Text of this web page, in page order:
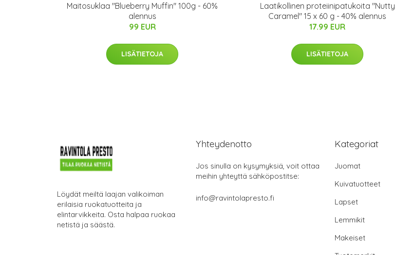
Maitosuklaa "Blueberry Muffin" 100g - 60%
alennus
99 EUR
LISÄTIETOJA
Laatikollinen proteiinipatukoita "Nutty
Caramel" 15 x 60 g - 40% alennus
17.99 EUR
LISÄTIETOJA
Löydät meiltä laajan valikoiman
erilaisia ruokatuotteita ja
elintarvikkeita. Osta halpaa ruokaa
netistä ja säästä.
Yhteydenotto
Jos sinulla on kysymyksiä, voit ottaa
meihin yhteyttä sähköpostitse:
info@ravintolapresto.fi
Kategoriat
Juomat
Kuivatuotteet
Lapset
Lemmikit
Makeiset